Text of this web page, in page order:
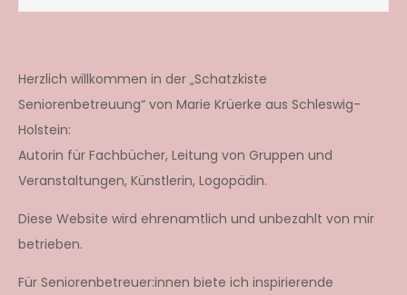
Herzlich willkommen in der „Schatzkiste
Seniorenbetreuung“ von Marie Krüerke aus Schleswig-
Holstein:
Autorin für Fachbücher, Leitung von Gruppen und
Veranstaltungen, Künstlerin, Logopädin.
Diese Website wird ehrenamtlich und unbezahlt von mir
betrieben.
Für Seniorenbetreuer:innen biete ich inspirierende